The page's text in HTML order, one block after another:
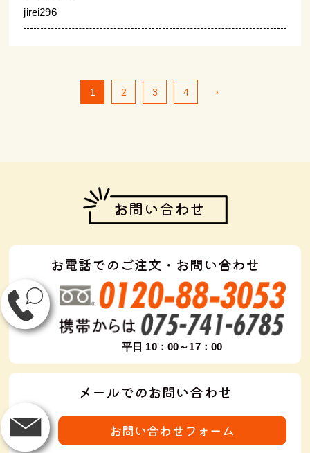
jirei296
1 2 3 4 ›
お問い合わせ
お電話でのご注文・お問い合わせ
平日 10：00～17：00
メールでのお問い合わせ
お問い合わせフォーム